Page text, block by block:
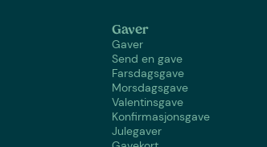
Gaver
Gaver
Send en gave
Farsdagsgave
Morsdagsgave
Valentinsgave
Konfirmasjonsgave
Julegaver